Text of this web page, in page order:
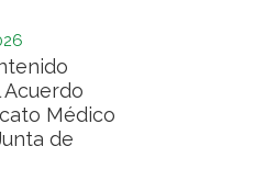
Médico
de